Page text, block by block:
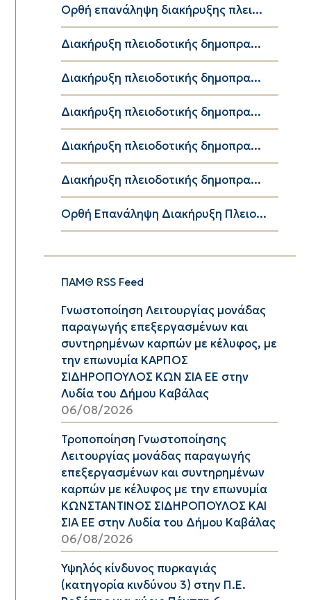
Ορθή επανάληψη διακήρυξης πλει...
Διακήρυξη πλειοδοτικής δημοπρα...
Διακήρυξη πλειοδοτικής δημοπρα...
Διακήρυξη πλειοδοτικής δημοπρα...
Διακήρυξη πλειοδοτικής δημοπρα...
Διακήρυξη πλειοδοτικής δημοπρα...
Ορθή Επανάληψη Διακήρυξη Πλειο...
ΠΑΜΘ RSS Feed
Γνωστοποίηση Λειτουργίας μονάδας
παραγωγής επεξεργασμένων και
συντηρημένων καρπών με κέλυφος, με
την επωνυμία ΚΑΡΠΟΣ
ΣΙΔΗΡΟΠΟΥΛΟΣ ΚΩΝ ΣΙΑ ΕΕ στην
Λυδία του Δήμου Καβάλας
06/08/2026
Τροποποίηση Γνωστοποίησης
Λειτουργίας μονάδας παραγωγής
επεξεργασμένων και συντηρημένων
καρπών με κέλυφος με την επωνυμία
ΚΩΝΣΤΑΝΤΙΝΟΣ ΣΙΔΗΡΟΠΟΥΛΟΣ ΚΑΙ
ΣΙΑ ΕΕ στην Λυδία του Δήμου Καβάλας
06/08/2026
Υψηλός κίνδυνος πυρκαγιάς
(κατηγορία κινδύνου 3) στην Π.Ε.